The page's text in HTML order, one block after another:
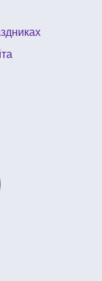
вечеринки